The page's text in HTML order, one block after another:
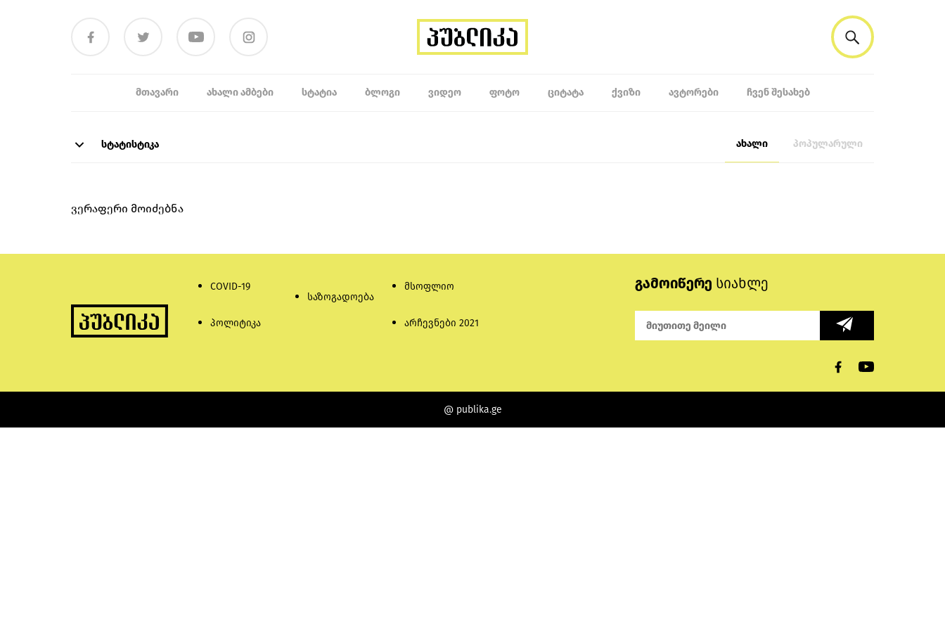
ᲛᲗᲐᲕᲐᲠᲘ ᲐᲮᲐᲚᲘ ᲐᲛᲑᲔᲑᲘ ᲡᲢᲐᲢᲘᲐ ᲑᲚᲝᲒᲘ ᲕᲘᲓᲔᲝ ᲤᲝᲢᲝ ᲪᲘᲢᲐᲢᲐ ᲥᲕᲘᲖᲘ ᲐᲕᲢᲝᲠᲔᲑᲘ ᲩᲕᲔᲜ ᲨᲔᲡᲐᲮᲔᲑ
სტატისტიკა ახალი პოპულარული
ვერაფერი მოიძებნა
COVID-19
პოლიტიკა
საზოგადოება
მსოფლიო
არჩევნები 2021
გამოიწერე სიახლე
@ publika.ge